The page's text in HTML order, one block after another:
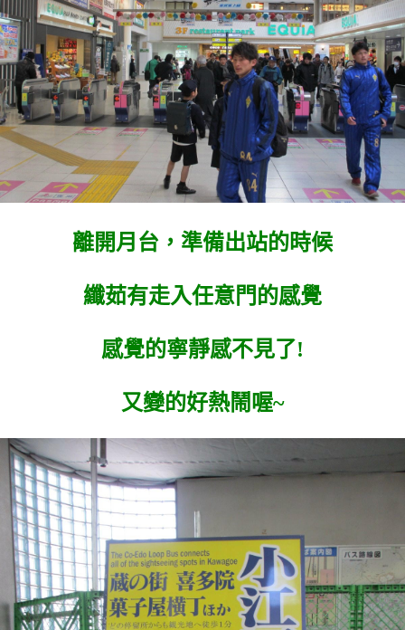
離開月台，準備出站的時候
纖茹有走入任意門的感覺
感覺的寧靜感不見了!
又變的好熱鬧喔~